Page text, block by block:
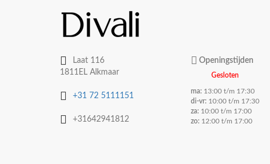
Laat 116
1811EL Alkmaar
+31 72 5111151
+31642941812
Openingstijden
Gesloten
ma: 13:00 t/m 17:30
di-vr: 10:00 t/m 17:30
za: 10:00 t/m 17:00
zo: 12:00 t/m 17:00